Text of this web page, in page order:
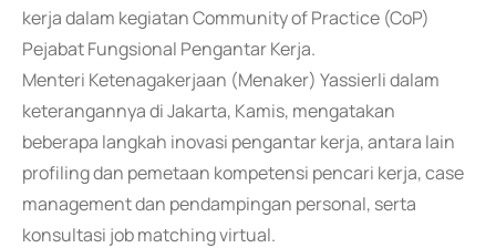
kerja dalam kegiatan Community of Practice (CoP)
Pejabat Fungsional Pengantar Kerja.
Menteri Ketenagakerjaan (Menaker) Yassierli dalam
keterangannya di Jakarta, Kamis, mengatakan
beberapa langkah inovasi pengantar kerja, antara lain
profiling dan pemetaan kompetensi pencari kerja, case
management dan pendampingan personal, serta
konsultasi job matching virtual.